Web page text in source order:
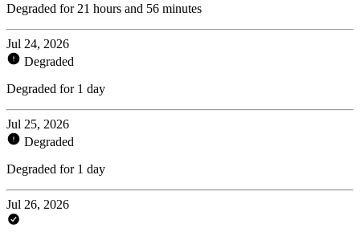
Degraded for 21 hours and 56 minutes
Jul 24, 2026
Degraded
Degraded for 1 day
Jul 25, 2026
Degraded
Degraded for 1 day
Jul 26, 2026